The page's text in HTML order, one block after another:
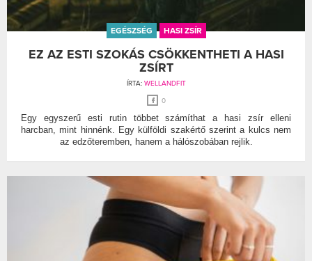
EGÉSZSÉG HASI ZSÍR
EZ AZ ESTI SZOKÁS CSÖKKENTHETI A HASI
ZSÍRT
ÍRTA: WELLANDFIT
0
Egy egyszerű esti rutin többet számíthat a hasi zsír elleni
harcban, mint hinnénk. Egy külföldi szakértő szerint a kulcs nem
az edzőteremben, hanem a hálószobában rejlik.